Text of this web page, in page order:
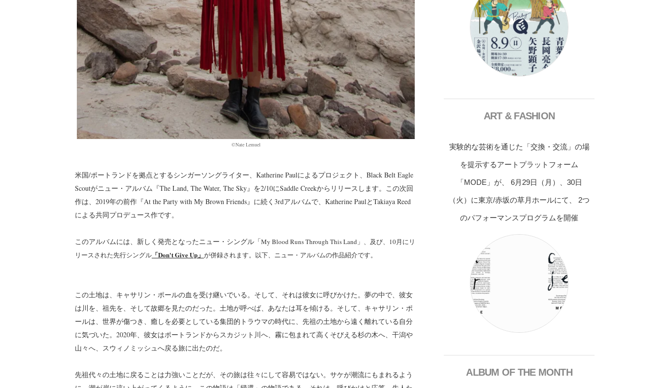
©Nate Lemuel
米国/ポートランドを拠点とするシンガーソングライター、Katherine Paulによるプロジェクト、Black Belt Eagle
Scoutがニュー・アルバム『The Land, The Water, The Sky』を2/10にSaddle Creekからリリースします。この次回
作は、2019年の前作『At the Party with My Brown Friends』に続く3rdアルバムで、Katherine PaulとTakiaya Reed
による共同プロデュース作です。
このアルバムには、新しく発売となったニュー・シングル「My Blood Runs Through This Land」、及び、10月にリ
リースされた先行シングル 「Don't Give Up」 が併録されます。以下、ニュー・アルバムの作品紹介です。
この土地は、キャサリン・ポールの血を受け継いでいる。そして、それは彼女に呼びかけた。夢の中で、彼女
は川を、祖先を、そして故郷を見たのだった。土地が呼べば、あなたは耳を傾ける。そして、キャサリン・ポ
ールは、世界が傷つき、癒しを必要としている集団的トラウマの時代に、先祖の土地から遠く離れている自分
に気づいた。2020年、彼女はポートランドからスカジット川へ、霧に包まれて高くそびえる杉の木へ、干潟や
山々へ、スウィノミッシュへ戻る旅に出たのだ。
先祖代々の土地に戻ることは力強いことだが、その旅は往々にして容易ではない。サケが潮流にもまれるよう
ART & FASHION
実験的な芸術を通じた「交換・交流」の場
を提示するアートプラットフォーム
「MODE」が、 6月29日（月）、30日
（火）に東京/赤坂の草月ホールにて、 2つ
のパフォーマンスプログラムを開催
ALBUM OF THE MONTH